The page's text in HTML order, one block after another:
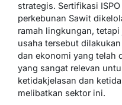
strategis. Sertifikasi
perkebunan Sawit
ramah lingkungan,
usaha tersebut
dan ekonomi yang telah
yang sangat relevan
ketidakjelasan dan
melibatkan sektor ini.